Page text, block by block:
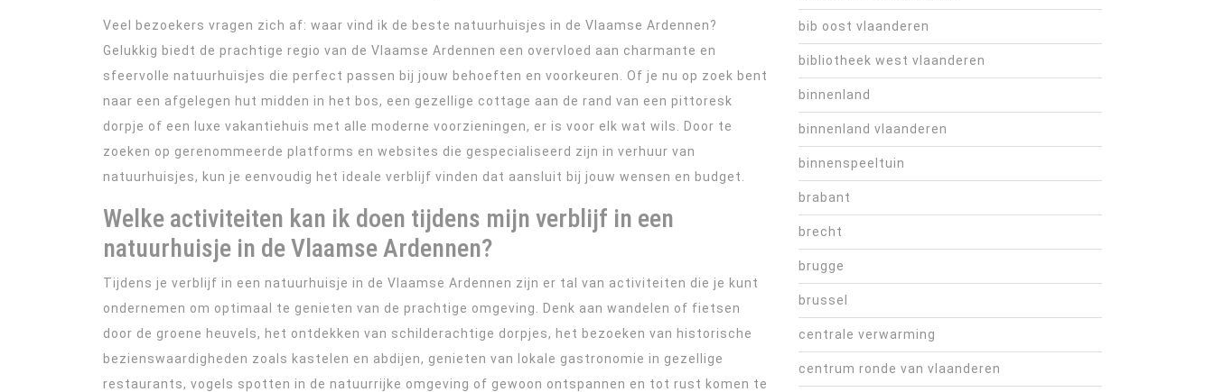
Veel bezoekers vragen zich af: waar vind ik de beste natuurhuisjes in de Vlaamse Ardennen?
Gelukkig biedt de prachtige regio van de Vlaamse Ardennen een overvloed aan charmante en
sfeervolle natuurhuisjes die perfect passen bij jouw behoeften en voorkeuren. Of je nu op zoek bent
naar een afgelegen hut midden in het bos, een gezellige cottage aan de rand van een pittoresk
dorpje of een luxe vakantiehuis met alle moderne voorzieningen, er is voor elk wat wils. Door te
zoeken op gerenommeerde platforms en websites die gespecialiseerd zijn in verhuur van
natuurhuisjes, kun je eenvoudig het ideale verblijf vinden dat aansluit bij jouw wensen en budget.
Welke activiteiten kan ik doen tijdens mijn verblijf in een
natuurhuisje in de Vlaamse Ardennen?
Tijdens je verblijf in een natuurhuisje in de Vlaamse Ardennen zijn er tal van activiteiten die je kunt
ondernemen om optimaal te genieten van de prachtige omgeving. Denk aan wandelen of fietsen
door de groene heuvels, het ontdekken van schilderachtige dorpjes, het bezoeken van historische
bezienswaardigheden zoals kastelen en abdijen, genieten van lokale gastronomie in gezellige
restaurants, vogels spotten in de natuurrijke omgeving of gewoon ontspannen en tot rust komen te
bib oost vlaanderen
bibliotheek west vlaanderen
binnenland
binnenland vlaanderen
binnenspeeltuin
brabant
brecht
brugge
brussel
centrale verwarming
centrum ronde van vlaanderen